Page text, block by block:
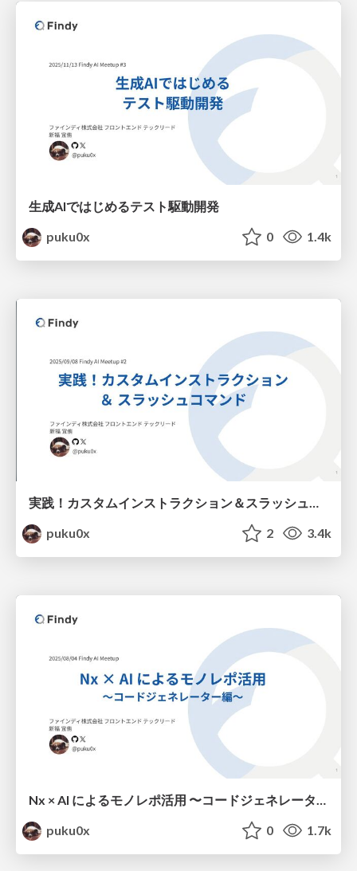
生成AIではじめるテスト駆動開発
puku0x
0 1.4k
実践！カスタムインストラクション＆スラッシュコマンド
puku0x
2 3.4k
puku0x
0 1.7k